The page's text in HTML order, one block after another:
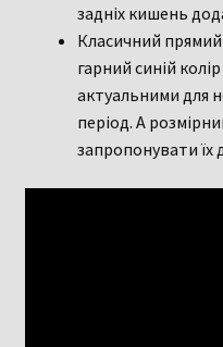
задніх кишень
Класичний
гарний синій
актуальними для
період. А
запропонувати їх